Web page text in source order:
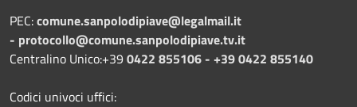
PEC:comune.sanpolodipiave@legalmail.it
- protocollo@comune.sanpolodipiave.tv.it
Centralino Unico:+39 0422 855106 - +39 0422 855140
Codici univoci uffici: